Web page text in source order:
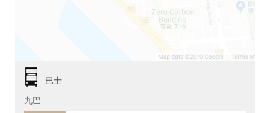
巴士
九巴